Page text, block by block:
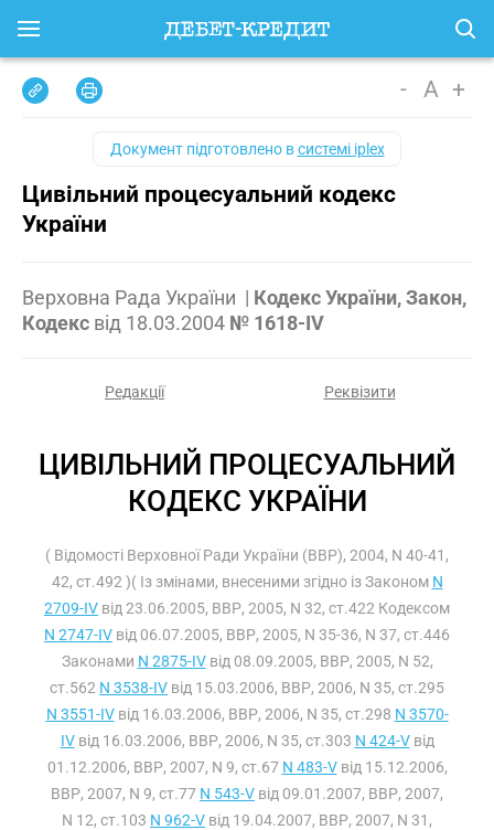
- A +
Документ підготовлено всистемі iplex
Цивільний процесуальний кодекс
України
Верховна Рада України | Кодекс України, Закон,
Кодекс від 18.03.2004 № 1618-IV
Редакції Реквізити
ЦИВІЛЬНИЙ ПРОЦЕСУАЛЬНИЙ
КОДЕКС УКРАЇНИ
( Відомості Верховної Ради України (ВВР), 2004, N 40-41,
42, ст.492 )( Із змінами, внесеними згідно із Законом N
2709-IV від 23.06.2005, ВВР, 2005, N 32, ст.422 Кодексом
N 2747-IV від 06.07.2005, ВВР, 2005, N 35-36, N 37, ст.446
Законами N 2875-IVвід 08.09.2005, ВВР, 2005, N 52,
ст.562 N 3538-IV від 15.03.2006, ВВР, 2006, N 35, ст.295
N 3551-IVвід 16.03.2006, ВВР, 2006, N 35, ст.298 N 3570-
IVвід 16.03.2006, ВВР, 2006, N 35, ст.303 N 424-Vвід
01.12.2006, ВВР, 2007, N 9, ст.67 N 483-Vвід 15.12.2006,
ВВР, 2007, N 9, ст.77 N 543-V від 09.01.2007, ВВР, 2007,
N 12, ст.103 N 962-V від 19.04.2007, ВВР, 2007, N 31,